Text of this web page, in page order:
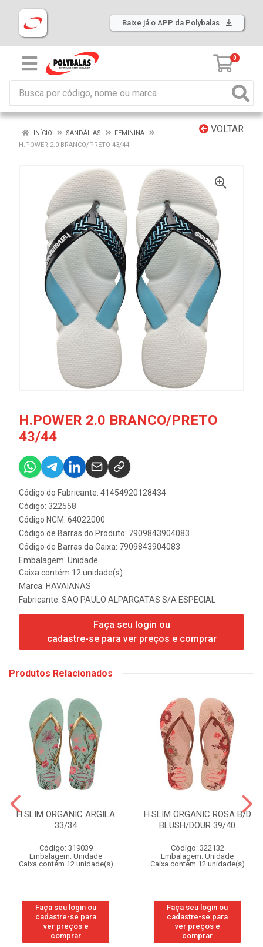
Baixe já o APP da Polybalas
0
VOLTAR
INÍCIO SANDÁLIAS
FEMININA
H.POWER 2.0 BRANCO/PRETO 43/44
H.POWER 2.0 BRANCO/PRETO
43/44
Código do Fabricante: 41454920128434
Código: 322558
Código NCM: 64022000
Código de Barras do Produto: 7909843904083
Código de Barras da Caixa: 7909843904083
Embalagem: Unidade
Caixa contém 12 unidade(s)
Marca: HAVAIANAS
Fabricante: SAO PAULO ALPARGATAS S/A ESPECIAL
Faça seu login ou
cadastre-se para ver preços e comprar
Produtos Relacionados
H.SLIM ORGANIC ARGILA
33/34
Código: 319039
Embalagem: Unidade
Caixa contém 12 unidade(s)
Faça seu login ou
cadastre-se para
ver preços e
comprar
H.SLIM ORGANIC ROSA B/D
BLUSH/DOUR 39/40
Código: 322132
Embalagem: Unidade
Caixa contém 12 unidade(s)
Faça seu login ou
cadastre-se para
ver preços e
comprar